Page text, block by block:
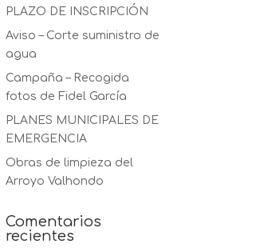
PLAZO DE INSCRIPCIÓN
Aviso – Corte suministro de
agua
Campaña – Recogida
fotos de Fidel García
PLANES MUNICIPALES DE
EMERGENCIA
Obras de limpieza del
Arroyo Valhondo
Comentarios
recientes